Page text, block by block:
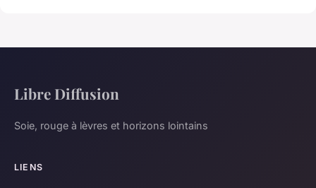
Libre Diffusion
Soie, rouge à lèvres et horizons lointains
LIENS